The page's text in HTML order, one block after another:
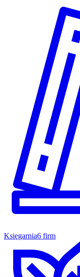
Księgarnia6 firm